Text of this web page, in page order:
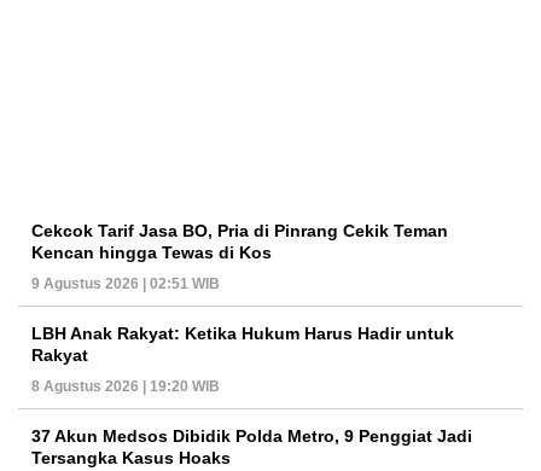
Cekcok Tarif Jasa BO, Pria di Pinrang Cekik Teman
Kencan hingga Tewas di Kos
9 Agustus 2026 | 02:51 WIB
LBH Anak Rakyat: Ketika Hukum Harus Hadir untuk
Rakyat
8 Agustus 2026 | 19:20 WIB
37 Akun Medsos Dibidik Polda Metro, 9 Penggiat Jadi
Tersangka Kasus Hoaks